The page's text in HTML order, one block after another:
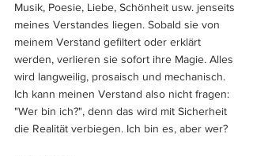
Musik, Poesie, Liebe, Schönheit usw. jenseits
meines Verstandes liegen. Sobald sie von
meinem Verstand gefiltert oder erklärt
werden, verlieren sie sofort ihre Magie. Alles
wird langweilig, prosaisch und mechanisch.
Ich kann meinen Verstand also nicht fragen:
"Wer bin ich?", denn das wird mit Sicherheit
die Realität verbiegen. Ich bin es, aber wer?